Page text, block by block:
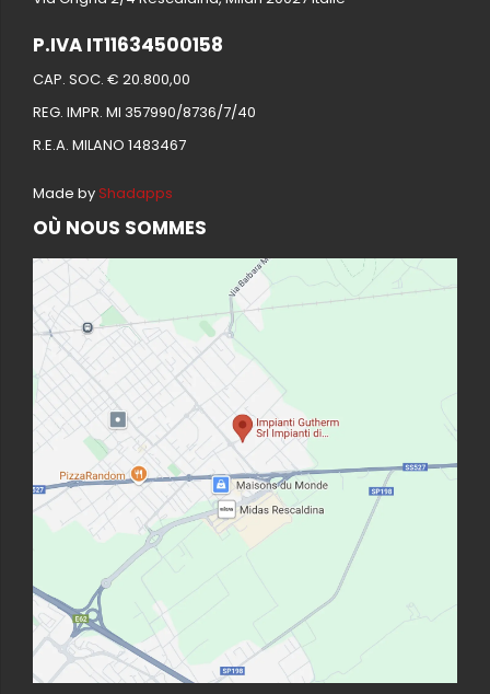
P.IVA IT11634500158
CAP. SOC. € 20.800,00
REG. IMPR. MI 357990/8736/7/40
R.E.A. MILANO 1483467
Made by Shadapps
OÙ NOUS SOMMES